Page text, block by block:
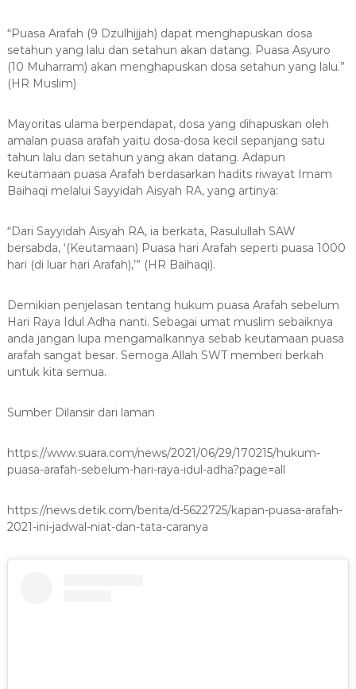
“Puasa Arafah (9 Dzulhijjah) dapat menghapuskan dosa
setahun yang lalu dan setahun akan datang. Puasa Asyuro
(10 Muharram) akan menghapuskan dosa setahun yang lalu.”
(HR Muslim)
Mayoritas ulama berpendapat, dosa yang dihapuskan oleh
amalan puasa arafah yaitu dosa-dosa kecil sepanjang satu
tahun lalu dan setahun yang akan datang. Adapun
keutamaan puasa Arafah berdasarkan hadits riwayat Imam
Baihaqi melalui Sayyidah Aisyah RA, yang artinya:
“Dari Sayyidah Aisyah RA, ia berkata, Rasulullah SAW
bersabda, ‘(Keutamaan) Puasa hari Arafah seperti puasa 1000
hari (di luar hari Arafah),’” (HR Baihaqi).
Demikian penjelasan tentang hukum puasa Arafah sebelum
Hari Raya Idul Adha nanti. Sebagai umat muslim sebaiknya
anda jangan lupa mengamalkannya sebab keutamaan puasa
arafah sangat besar. Semoga Allah SWT memberi berkah
untuk kita semua.
Sumber Dilansir dari laman
https://www.suara.com/news/2021/06/29/170215/hukum-
puasa-arafah-sebelum-hari-raya-idul-adha?page=all
https://news.detik.com/berita/d-5622725/kapan-puasa-arafah-
2021-ini-jadwal-niat-dan-tata-caranya